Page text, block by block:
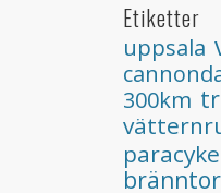
Etiketter
uppsala
300km